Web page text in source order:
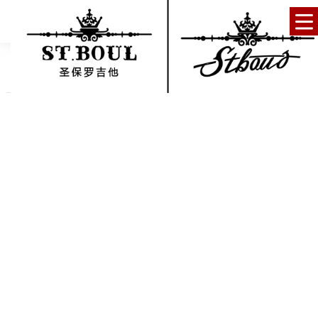
SPAUL圣保罗吉他| 伍伍慧《等待的风》景